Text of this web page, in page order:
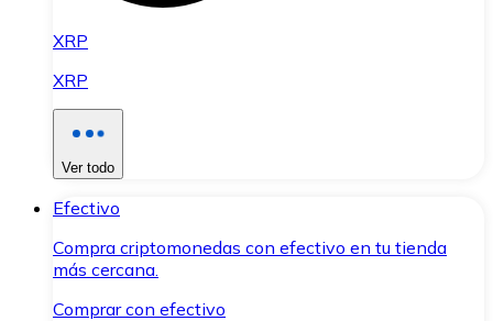
XRP
XRP
Ver todo
Efectivo
Compra criptomonedas con efectivo en tu tienda
más cercana.
Comprar con efectivo